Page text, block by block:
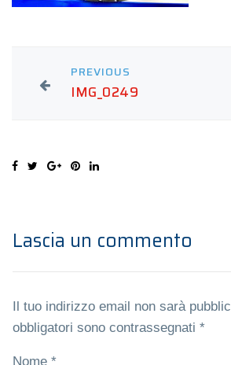
PREVIOUS
IMG_0249
Lascia un commento
Il tuo indirizzo email non sarà
obbligatori sono contrassegnati *
Nome *